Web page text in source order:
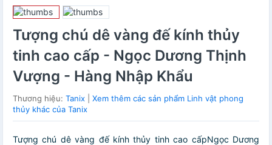
Tượng chú dê vàng đế kính thủy
tinh cao cấp - Ngọc Dương Thịnh
Vượng - Hàng Nhập Khẩu
Thương hiệu: Tanix
Xem thêm các sản phẩm Linh vật phong
thủy khác của Tanix
Tượng chú dê vàng đế kính thủy tinh cao cấpNgọc Dương